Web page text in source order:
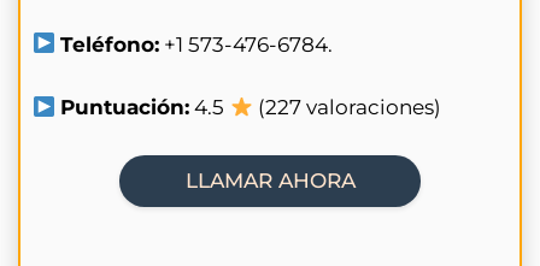
Teléfono: +1 573-476-6784.
Puntuación: 4.5 (227 valoraciones)
LLAMAR AHORA